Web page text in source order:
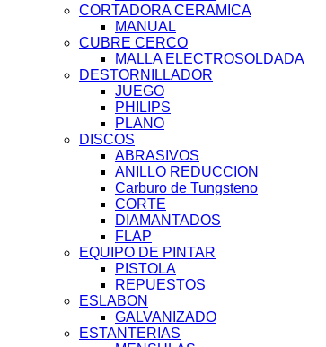
CORTADORA CERAMICA
MANUAL
CUBRE CERCO
MALLA ELECTROSOLDADA
DESTORNILLADOR
JUEGO
PHILIPS
PLANO
DISCOS
ABRASIVOS
ANILLO REDUCCION
Carburo de Tungsteno
CORTE
DIAMANTADOS
FLAP
EQUIPO DE PINTAR
PISTOLA
REPUESTOS
ESLABON
GALVANIZADO
ESTANTERIAS